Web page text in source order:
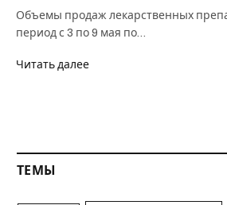
Объемы продаж лекарственных
период с 3 по 9 мая по…
Читать далее
ТЕМЫ